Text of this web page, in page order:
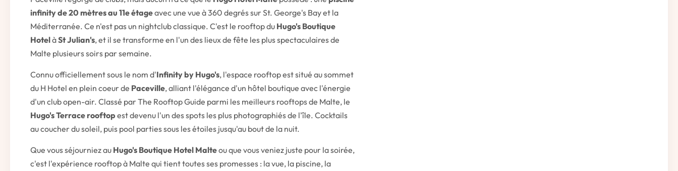
infinity de 20 mètres au 11e étageavec une vue à 360 degrés sur St. George's Bay et la
Méditerranée. Ce n'est pas un nightclub classique. C'est le rooftop du Hugo's Boutique
HotelàSt Julian's, et il se transforme en l'un des lieux de fête les plus spectaculaires de
Malte plusieurs soirs par semaine.
Connu officiellement sous le nom d'Infinity by Hugo's, l'espace rooftop est situé au sommet
du H Hotel en plein coeur de Paceville, alliant l'élégance d'un hôtel boutique avec l'énergie
d'un club open-air. Classé par The Rooftop Guide parmi les meilleurs rooftops de Malte, le
Hugo's Terrace rooftop est devenu l'un des spots les plus photographiés de l'île. Cocktails
au coucher du soleil, puis pool parties sous les étoiles jusqu'au bout de la nuit.
Que vous séjourniez au Hugo's Boutique Hotel Malteou que vous veniez juste pour la soirée,
c'est l'expérience rooftop à Malte qui tient toutes ses promesses : la vue, la piscine, la